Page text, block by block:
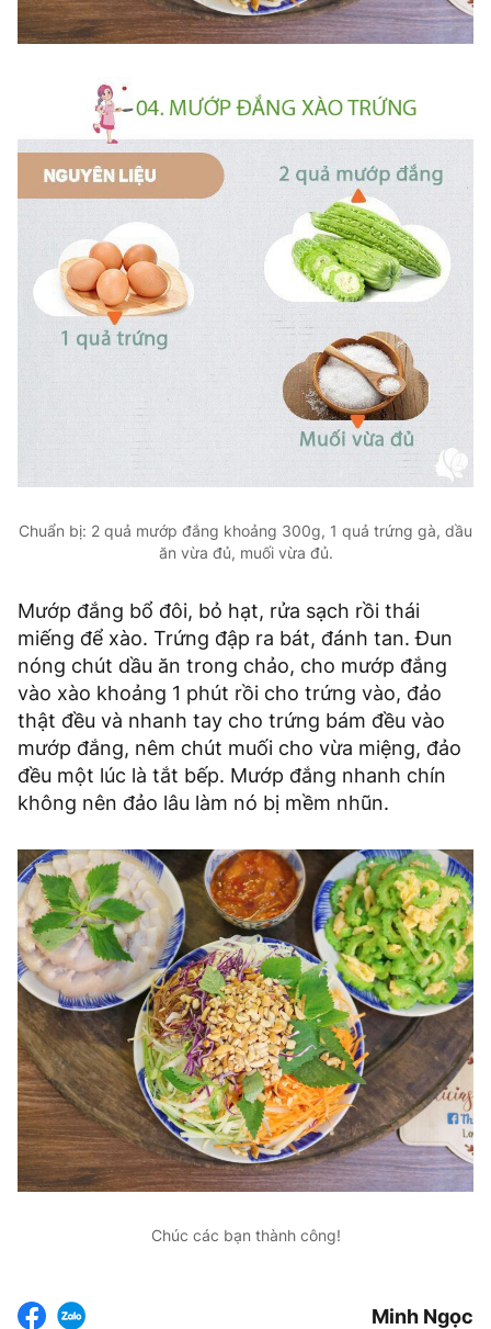
Chuẩn bị: 2 quả mướp đắng khoảng 300g, 1 quả trứng gà, dầu
ăn vừa đủ, muối vừa đủ.
Mướp đắng bổ đôi, bỏ hạt, rửa sạch rồi thái
miếng để xào. Trứng đập ra bát, đánh tan. Đun
nóng chút dầu ăn trong chảo, cho mướp đắng
vào xào khoảng 1 phút rồi cho trứng vào, đảo
thật đều và nhanh tay cho trứng bám đều vào
mướp đắng, nêm chút muối cho vừa miệng, đảo
đều một lúc là tắt bếp. Mướp đắng nhanh chín
không nên đảo lâu làm nó bị mềm nhũn.
Chúc các bạn thành công!
Minh Ngọc